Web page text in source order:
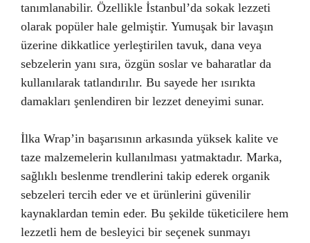
tanımlanabilir. Özellikle İstanbul’da sokak lezzeti
olarak popüler hale gelmiştir. Yumuşak bir lavaşın
üzerine dikkatlice yerleştirilen tavuk, dana veya
sebzelerin yanı sıra, özgün soslar ve baharatlar da
kullanılarak tatlandırılır. Bu sayede her ısırıkta
damakları şenlendiren bir lezzet deneyimi sunar.
İlka Wrap’in başarısının arkasında yüksek kalite ve
taze malzemelerin kullanılması yatmaktadır. Marka,
sağlıklı beslenme trendlerini takip ederek organik
sebzeleri tercih eder ve et ürünlerini güvenilir
kaynaklardan temin eder. Bu şekilde tüketicilere hem
lezzetli hem de besleyici bir seçenek sunmayı